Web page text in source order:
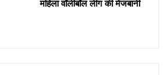
महिला वॉलीबॉल लीग की मेजबानी